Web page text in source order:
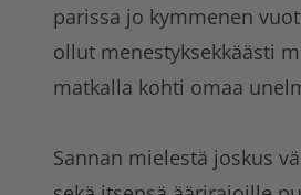
parissa jo kymmenen
ollut menestyksekkäästi
matkalla kohti omaa
Sannan mielestä joskus